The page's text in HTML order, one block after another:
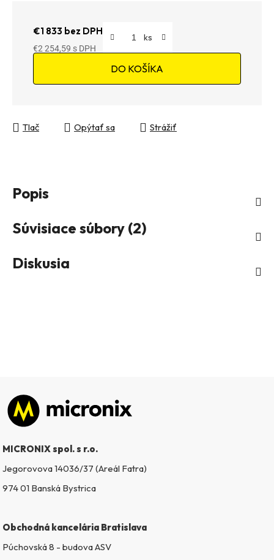
€1 833 bez DPH
€2 254,59
DO KOŠÍKA
Tlač Opýtať sa Strážiť
Popis
Súvisiace súbory (2)
Diskusia
Zápätie
MICRONIX spol. s r.o.
Jegorovova 14036/37 (Areál Fatra)
974 01 Banská Bystrica
Obchodná kancelária Bratislava
Púchovská 8 - budova ASV